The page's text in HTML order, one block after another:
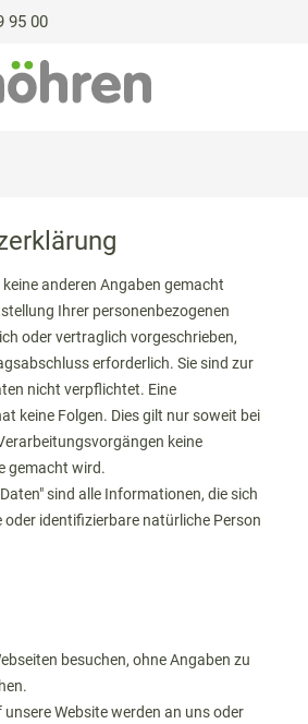
95 00
anderen Angaben gemacht
Ihrer personenbezogenen
oder vertraglich vorgeschrieben,
erforderlich. Sie sind zur
nicht verpflichtet. Eine
keine Folgen. Dies gilt nur soweit bei
keine
gemacht wird.
sind alle Informationen, die sich
identifizierbare natürliche Person
besuchen, ohne Angaben zu
Website werden an uns oder